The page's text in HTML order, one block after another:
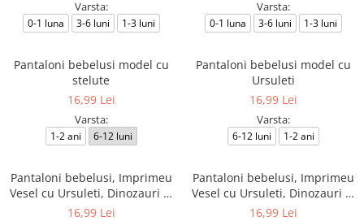
Varsta:
0-1 luna 3-6 luni 1-3 luni
Varsta:
0-1 luna 3-6 luni 1-3 luni
Pantaloni bebelusi model cu
stelute
16,99 Lei
Varsta:
1-2 ani 6-12 luni
Pantaloni bebelusi model cu
Ursuleti
16,99 Lei
Varsta:
6-12 luni 1-2 ani
Pantaloni bebelusi, Imprimeu
Vesel cu Ursuleti, Dinozauri si
Buline Turcoaz
16,99 Lei
Pantaloni bebelusi, Imprimeu
Vesel cu Ursuleti, Dinozauri si
Buline Galbene
16,99 Lei